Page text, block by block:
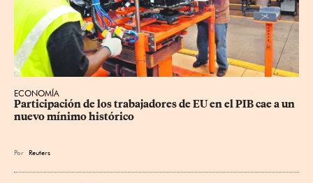
ECONOMÍA
Participación de los trabajadores de EU en el PIB cae a un
nuevo mínimo histórico
Por Reuters